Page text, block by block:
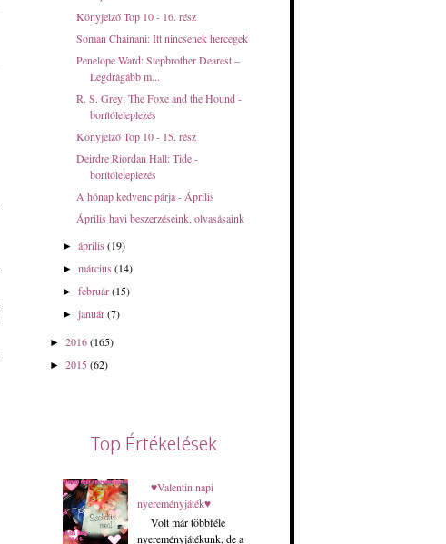
Könyjelző Top 10 - 16. rész
Soman Chainani: Itt nincsenek hercegek
Penelope Ward: Stepbrother ​Dearest –
Legdrágább m...
R. S. Grey: The Foxe and the Hound -
borítóleleplezés
Könyjelző Top 10 - 15. rész
Deirdre Riordan Hall: Tide -
borítóleleplezés
A hónap kedvenc párja - Április
Április havi beszerzéseink, olvasásaink
►április (19)
►március (14)
►február (15)
►január (7)
► 2016(165)
► 2015 (62)
Top Értékelések
♥Valentin napi
nyereményjáték♥
Volt már többféle
nyereményjátékunk, de a